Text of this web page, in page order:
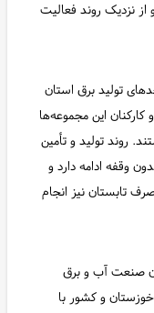
نزدیک روند فعالیت
تولید برق استان
این مجموعه‌ها
روند تولید و تأمین
ادامه دارد و
تابستان نیز انجام
صنعت آب و برق
و کشور با